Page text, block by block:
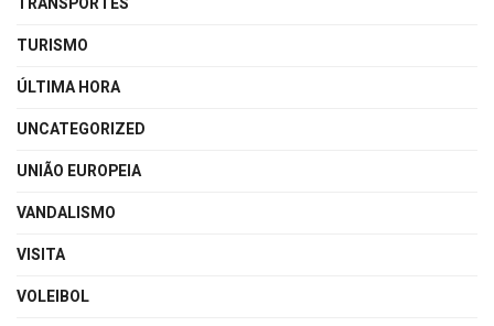
TURISMO
ÚLTIMA HORA
UNCATEGORIZED
UNIÃO EUROPEIA
VANDALISMO
VISITA
VOLEIBOL